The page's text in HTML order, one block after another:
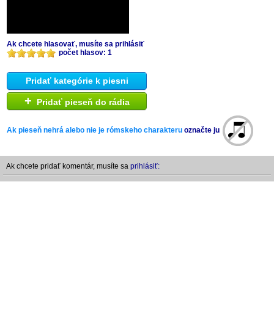
Ak chcete hlasovať, musíte sa prihlásiť
počet hlasov: 1
Pridať kategórie k piesni
+ Pridať pieseň do rádia
Ak pieseň nehrá alebo nie je rómskeho charakteru označte ju
Ak chcete pridať komentár, musíte sa prihlásiť: